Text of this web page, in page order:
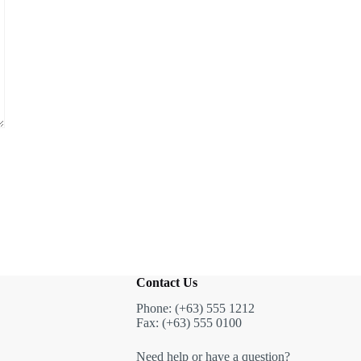
Contact Us
Phone: (+63) 555 1212
Fax: (+63) 555 0100
Need help or have a question?